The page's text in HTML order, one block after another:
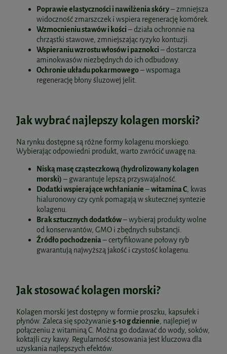
Poprawie elastyczności i nawilżenia skóry– zmniejsza
widoczność zmarszczek i wspiera regenerację komórek.
Wzmocnieniu stawów i kości– działa ochronnie na
chrząstki stawowe, zmniejszając ryzyko kontuzji.
Wspieraniu wzrostu włosów i paznokci– dostarcza
aminokwasów niezbędnych do ich odbudowy.
Ochronie układu pokarmowego– wspomaga
regenerację błony śluzowej jelit.
Jak wybrać najlepszy kolagen morski?
Na rynku dostępne są różne formy kolagenu morskiego.
Wybierając odpowiedni produkt, warto zwrócić uwagę na:
Niską masę cząsteczkową (hydrolizowany kolagen
morski)– gwarantuje lepszą przyswajalność.
Dodatki wspierające wchłanianie–witamina C, kwas
hialuronowy czy cynk pomagają w skutecznej syntezie
kolagenu.
Brak sztucznych dodatków– wybieraj produkty wolne
od konserwantów, GMO i zbędnych substancji.
Źródło pochodzenia– certyfikowane połowy ryb
gwarantują najwyższą jakość i czystość kolagenu.
Jak stosować kolagen morski?
Kolagen morski jest dostępny w formie proszku, kapsułek i
płynów. Zaleca się spożywanie5-10 g dziennie, najlepiej w
połączeniu z witaminą C. Można go dodawać do wody, soków,
koktajli czy kawy. Regularność stosowania jest kluczowa dla
uzyskania najlepszych efektów.